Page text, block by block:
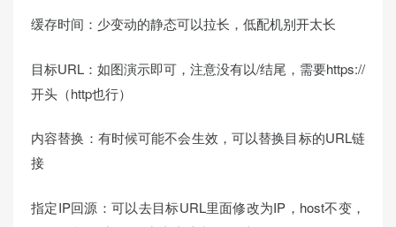
缓存时间：少变动的静态可以拉长，低配机别开太长
目标URL：如图演示即可，注意没有以/结尾，需要https://
开头（http也行）
内容替换：有时候可能不会生效，可以替换目标的URL链
接
指定IP回源：可以去目标URL里面修改为IP，host不变，